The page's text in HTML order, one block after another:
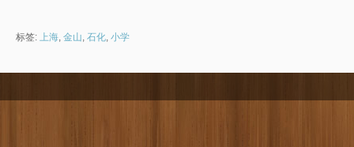
标签: 上海, 金山, 石化, 小学